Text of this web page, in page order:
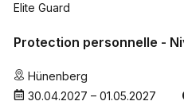
Elite Guard
Protection personnelle -
Hünenberg
30.04.2027 – 01.05.2027